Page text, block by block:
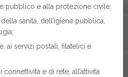
pubblico e alla protezione civile;
sanità, dell’igiene pubblica,
ai servizi postali, filatelici e
e di rete, all’attività